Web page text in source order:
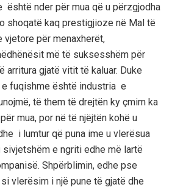
është nder për mua që u përzgjodha
shoqatë kaq prestigjioze në Mal të
vjetore për menaxherët,
më të suksesshëm për
gjatë vitit të kaluar. Duke
fuqishme është industria e
të them të drejtën ky çmim ka
mua, por në të njëjtën kohë u
i lumtur që puna ime u vlerësua
sivjetshëm e ngriti edhe më lartë
Shpërblimin, edhe pse
vlerësim i një pune të gjatë dhe